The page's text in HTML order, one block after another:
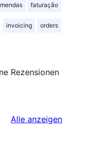
faturação
invoicing orders
Rezensionen
Alle Rezensionen
anzeigen